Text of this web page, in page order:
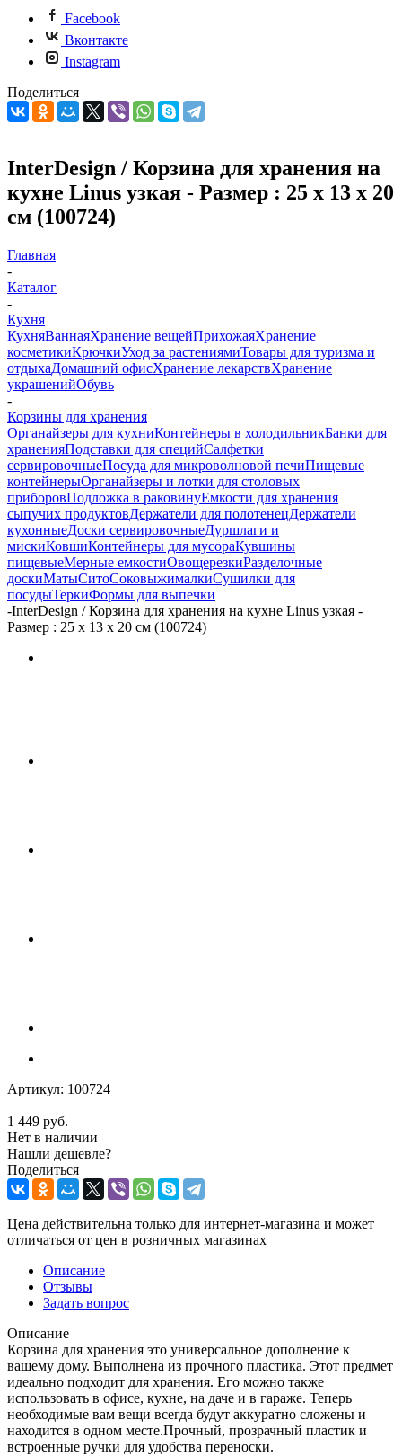
Facebook
Вконтакте
Instagram
Поделиться
InterDesign / Корзина для хранения на
кухне Linus узкая - Размер : 25 х 13 х 20
см (100724)
Главная
-
Каталог
-
Кухня
КухняВаннаяХранение вещейПрихожаяХранение
косметикиКрючкиУход за растениямиТовары для туризма и
отдыхаДомашний офисХранение лекарствХранение
украшенийОбувь
-
Корзины для хранения
Органайзеры для кухниКонтейнеры в холодильникБанки для
храненияПодставки для специйСалфетки
сервировочныеПосуда для микроволновой печиПищевые
контейнерыОрганайзеры и лотки для столовых
приборовПодложка в раковинуЕмкости для хранения
сыпучих продуктовДержатели для полотенецДержатели
кухонныеДоски сервировочныеДуршлаги и
мискиКовшиКонтейнеры для мусораКувшины
пищевыеМерные емкостиОвощерезкиРазделочные
доскиМатыСитоСоковыжималкиСушилки для
посудыТеркиФормы для выпечки
-InterDesign / Корзина для хранения на кухне Linus узкая -
Размер : 25 х 13 х 20 см (100724)
Артикул: 100724
1 449 руб.
Нет в наличии
Нашли дешевле?
Поделиться
Цена действительна только для интернет-магазина и может
отличаться от цен в розничных магазинах
Описание
Отзывы
Задать вопрос
Описание
Корзина для хранения это универсальное дополнение к
вашему дому. Выполнена из прочного пластика. Этот предмет
идеально подходит для хранения. Его можно также
использовать в офисе, кухне, на даче и в гараже. Теперь
необходимые вам вещи всегда будут аккуратно сложены и
находится в одном месте.Прочный, прозрачный пластик и
встроенные ручки для удобства переноски.